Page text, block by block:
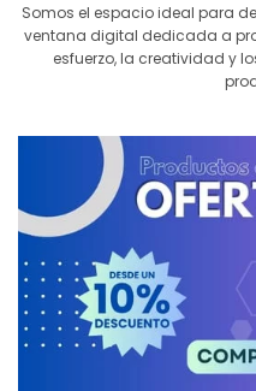
Somos el espacio ideal para
ventana digital dedicada a
esfuerzo, la creatividad y